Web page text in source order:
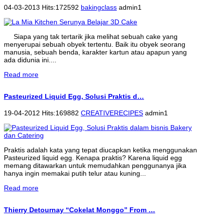
04-03-2013 Hits:172592 bakingclass admin1
Siapa yang tak tertarik jika melihat sebuah cake yang
menyerupai sebuah obyek tertentu. Baik itu obyek seorang
manusia, sebuah benda, karakter kartun atau apapun yang
ada didunia ini....
Read more
Pasteurized Liquid Egg, Solusi Praktis d…
19-04-2012 Hits:169882 CREATIVERECIPES admin1
Praktis adalah kata yang tepat diucapkan ketika menggunakan
Pasteurized liquid egg. Kenapa praktis? Karena liquid egg
memang ditawarkan untuk memudahkan penggunanya jika
hanya ingin memakai putih telur atau kuning...
Read more
Thierry Detournay “Cokelat Monggo” From …